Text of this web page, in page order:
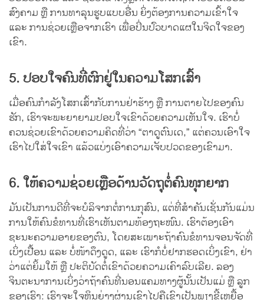
ສົງຄາມ ຫຼື ການທາລຸນຮູບແບບອື່ນ ຍິ່ງຕ້ອງການຄວາມເຂົ້າໃຈ
ແລະ ການຊ່ວຍເຫຼືອຈາກເຮົາ ເພື່ອປິ່ນປົວບາດແຜໃນຈິດໃຈຂອງ
ເຂົາ.
5. ປອບໃຈຄົນທີ່ຕົກຢູ່ໃນຄວາມໂສກເສົ້າ
ເມື່ອຄົນກຳລັງໂສກເສົ້າກັບການຢ່າຮ້າງ ຫຼື ການຕາຍໄປຂອງຄົນ
ຮັກ, ເຮົາຈະພະຍາຍາມປອບໃຈເຂົາດ້ວຍຄວາມເຫັນໃຈ. ເຮົາບໍ່
ຄວນຊ່ວຍເຂົາດ້ວຍຄວາມຄິດທີ່ວ່າ “ຕາດູຕົນເດ,” ແຕ່ຄວນເອົາໃຈ
ເຮົາໄປໃສ່ໃຈເຂົາ ແລ້ວແບ່ງເອົາຄວາມເຈັບປວດຂອງເຂົາມາ.
6. ໃຫ້ຄວາມຊ່ວຍເຫຼືອດ້ານວັດຖຸຕໍ່ຄົນທຸກຍາກ
ມັນເປັນການດີທີ່ຈະບໍລິຈາກຕໍ່ການກຸສົນ, ແຕ່ທີ່ສຳຄັນເຊັ່ນກັນແມ່ນ
ການໃຫ້ຄົນຂໍທານທີ່ເຮົາເຫັນຕາມທ້ອງຖະໜົນ. ເຮົາຕ້ອງເອົາ
ຊະນະຄວາມອາຍຂອງຕົນ, ໂດຍສະເພາະຖ້າຄົນຂໍທານຈອນຈັດທີ່
ເບິ່ງເປື້ອນ ແລະ ບໍ່ໜ້າດຶງດູດ, ແລະ ເຮົາກໍບໍ່ຢາກຮອດເບິ່ງເຂົາ, ຢ່າ
ວ່າແຕ່ຍິ້ມໃຫ້ ຫຼື ປະຕິບັດຕໍ່ເຂົາດ້ວຍຄວາມເຄົາລົບເລີຍ. ລອງ
ຈິນຕະນາການເບິ່ງວ່າຖ້າຄົນທີ່ນອນແຄມທາງຜູ້ນັ້ນເປັນແມ່ ຫຼື ລູກ
ຂອງເຮົາ: ເຮົາຈະໃຈຫິນຍ່າງຜ່ານເຂົາໄປຄືເຂົາເປັນພຽງຂີ້ເຫຍື້ອ